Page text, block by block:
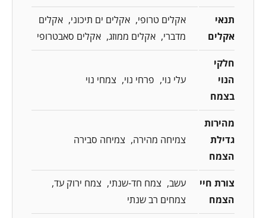
תנאי
אקלים
אקלים טרופי אקלים ים תיכוני
אקלים
מדברי
אקלים ממוזג אקלים סאבטרופי
חלקי
הנוי
בצמח
עלי נוי פרחי נוי צמחי נוי
מהירות
גדילת
הצמח
צמיחה מהירה צמיחה סבירה
צורת חיי
הצמח
עשב צמח חד-שנתי
צמח ירוק עד
צמחים רב שנתי